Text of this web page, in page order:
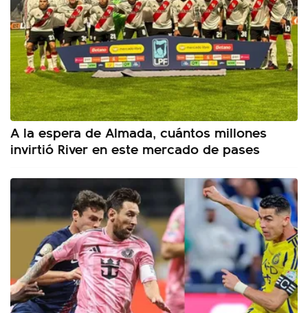
A la espera de Almada, cuántos millones
invirtió River en este mercado de pases